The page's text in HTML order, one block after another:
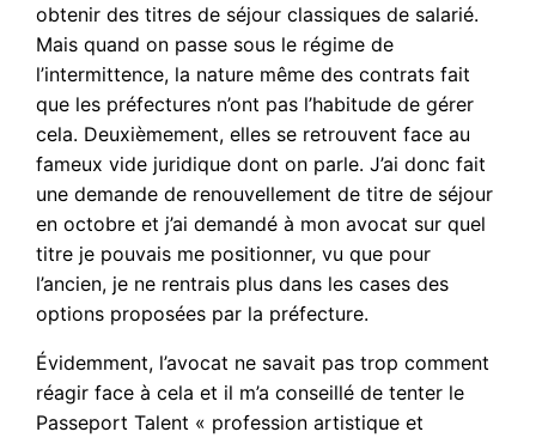
obtenir des titres de séjour classiques de salarié.
Mais quand on passe sous le régime de
l’intermittence, la nature même des contrats fait
que les préfectures n’ont pas l’habitude de gérer
cela. Deuxièmement, elles se retrouvent face au
fameux vide juridique dont on parle. J’ai donc fait
une demande de renouvellement de titre de séjour
en octobre et j’ai demandé à mon avocat sur quel
titre je pouvais me positionner, vu que pour
l’ancien, je ne rentrais plus dans les cases des
options proposées par la préfecture.
Évidemment, l’avocat ne savait pas trop comment
réagir face à cela et il m’a conseillé de tenter le
Passeport Talent « profession artistique et